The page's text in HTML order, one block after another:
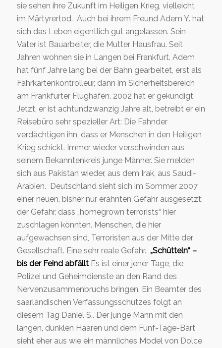
sie sehen ihre Zukunft im Heiligen Krieg, vielleicht
im Märtyrertod. Auch bei ihrem Freund Adem Y. hat
sich das Leben eigentlich gut angelassen. Sein
Vater ist Bauarbeiter, die Mutter Hausfrau. Seit
Jahren wohnen sie in Langen bei Frankfurt. Adem
hat fünf Jahre lang bei der Bahn gearbeitet, erst als
Fahrkartenkontrolleur, dann im Sicherheitsbereich
am Frankfurter Flughafen. 2002 hat er gekündigt.
Jetzt, er ist achtundzwanzig Jahre alt, betreibt er ein
Reisebüro sehr spezieller Art: Die Fahnder
verdächtigen ihn, dass er Menschen in den Heiligen
Krieg schickt. Immer wieder verschwinden aus
seinem Bekanntenkreis junge Männer. Sie melden
sich aus Pakistan wieder, aus dem Irak, aus Saudi-
Arabien. Deutschland sieht sich im Sommer 2007
einer neuen, bisher nur erahnten Gefahr ausgesetzt:
der Gefahr, dass „homegrown terrorists“ hier
zuschlagen könnten. Menschen, die hier
aufgewachsen sind, Terroristen aus der Mitte der
Gesellschaft. Eine sehr reale Gefahr. „Schütteln“ –
bis der Feind abfälltEs ist einer jener Tage, die
Polizei und Geheimdienste an den Rand des
Nervenzusammenbruchs bringen. Ein Beamter des
saarländischen Verfassungsschutzes folgt an
diesem Tag Daniel S.. Der junge Mann mit den
langen, dunklen Haaren und dem Fünf-Tage-Bart
sieht eher aus wie ein männliches Model von Dolce